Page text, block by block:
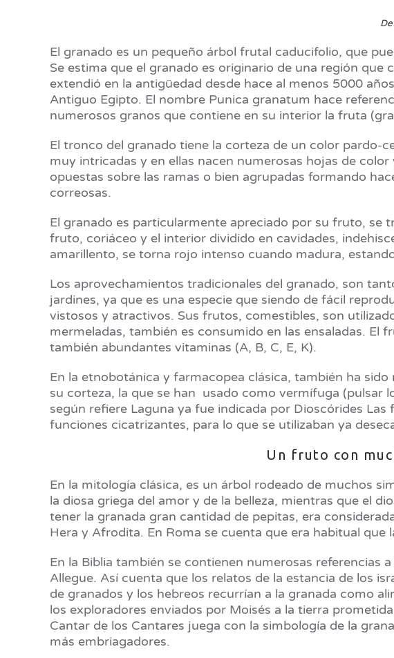
El granado es un pequeño árbol frutal caducifolio, que
Se estima que el granado es originario de una región
extendió en la antigüedad desde hace al menos 5000
Antiguo Egipto. El nombre Punica granatum hace
numerosos granos que contiene en su interior la fruta
El tronco del granado tiene la corteza de un color pardo-
muy intricadas y en ellas nacen numerosas hojas de
opuestas sobre las ramas o bien agrupadas formando
correosas.
El granado es particularmente apreciado por su fruto, se
fruto, coriáceo y el interior dividido en cavidades,
amarillento, se torna rojo intenso cuando madura,
Los aprovechamientos tradicionales del granado, son
jardines, ya que es una especie que siendo de fácil
vistosos y atractivos. Sus frutos, comestibles, son
mermeladas, también es consumido en las ensaladas.
también abundantes vitaminas (A, B, C, E, K).
En la etnobotánica y farmacopea clásica, también ha
su corteza, la que se han usado como vermífuga (pulsar
según refiere Laguna ya fue indicada por Dioscórides
funciones cicatrizantes, para lo que se utilizaban ya
Un fruto con
En la mitología clásica, es un árbol rodeado de muchos
la diosa griega del amor y de la belleza, mientras que el
tener la granada gran cantidad de pepitas, era
Hera y Afrodita. En Roma se cuenta que era habitual
En la Biblia también se contienen numerosas referencias
Allegue. Así cuenta que los relatos de la estancia de los
de granados y los hebreos recurrían a la granada como
los exploradores enviados por Moisés a la tierra
Cantar de los Cantares juega con la simbología de la
más embriagadores.